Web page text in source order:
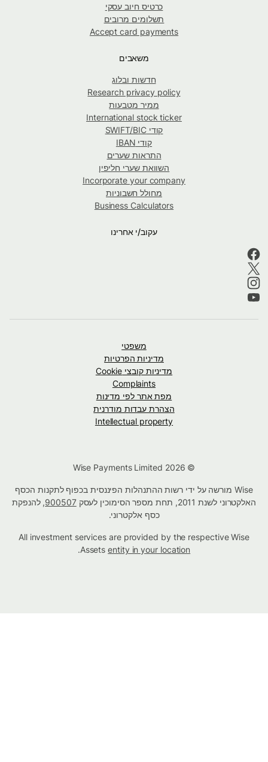
כרטיס חיוב עסקי
תשלומים מרובים
Accept card payments
משאבים
חדשות ובלוג
Research privacy policy
ממיר מטבעות
International stock ticker
קודי SWIFT/BIC
קודי IBAN
התראות שערים
השוואת שערי חליפין
Incorporate your company
מחולל חשבוניות
Business Calculators
עקוב/י אחרינו
משפטי
מדיניות הפרטיות
מדיניות קובצי Cookie
Complaints
מפת אתר לפי מדינות
הצהרת עבדות מודרנית
Intellectual property
Wise מורשה על ידי רשות ההתנהלות הפיננסית בכפוף לתקנות הכסף
האלקטרוני לשנת 2011, תחת מספר הסימוכין לעסק
900507, להנפקת
כסף אלקטרוני.
All investment services are provided by the respective Wise
Assetsentity in your location
.